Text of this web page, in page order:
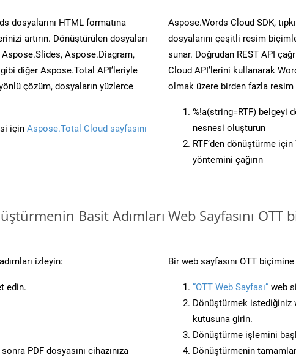
dosyalarını HTML formatına
artırın. Dönüştürülen dosyaları
Aspose.Diagram,
diğer Aspose.Total API’leriyle
çözüm, dosyaların yüzlerce
için Aspose.Total Cloud sayfasını
Aspose.Words Cloud SDK,
dosyalarını çeşitli resim
sunar. Doğrudan REST API
Cloud API’lerini kullanarak
olmak üzere birden fazla
%!a(string=RTF) belgeyi
nesnesi oluşturun
RTF’den dönüştürme
yöntemini çağırın
Basit Adımları
izleyin:
edin.
PDF dosyasını cihazınıza
Web Sayfasını
Bir web sayfasını OTT
“OTT Web Sayfası” web
Dönüştürmek istediğiniz
kutusuna girin.
Dönüştürme işlemini
Dönüştürmenin